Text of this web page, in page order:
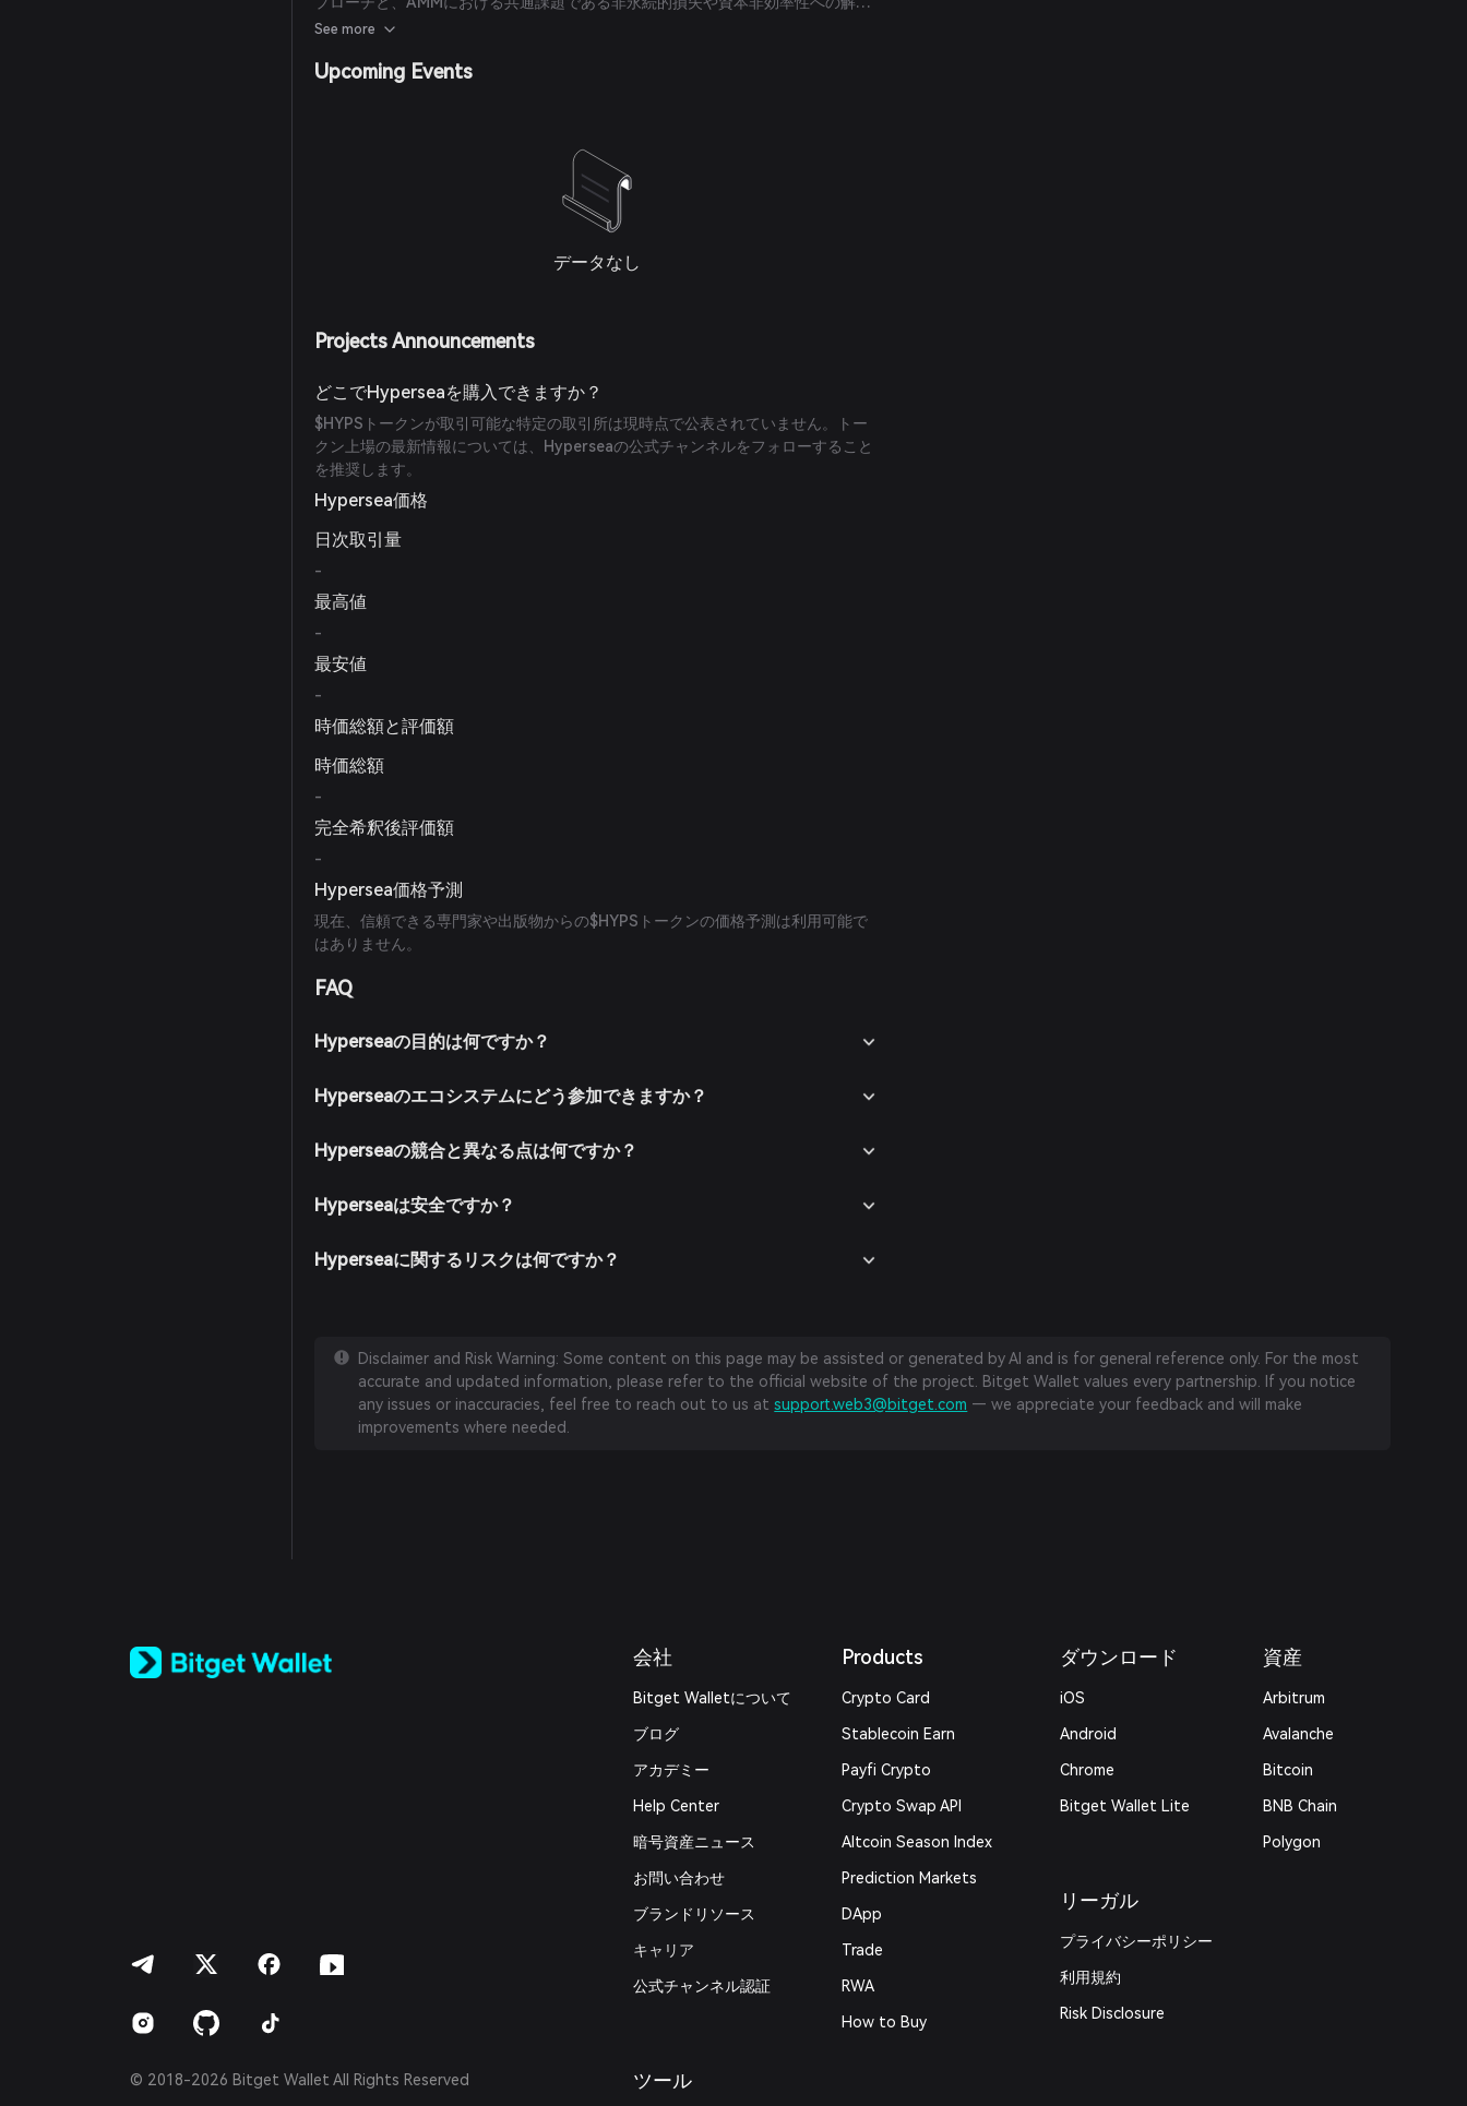
策を説明しています。
See more
Upcoming Events
データなし
Projects Announcements
どこでHyperseaを購入できますか？
$HYPSトークンが取引可能な特定の取引所は現時点で公表されていません。トー
クン上場の最新情報については、Hyperseaの公式チャンネルをフォローすること
を推奨します。
Hypersea価格
日次取引量
-
最高値
-
最安値
-
時価総額と評価額
時価総額
-
完全希釈後評価額
-
Hypersea価格予測
現在、信頼できる専門家や出版物からの$HYPSトークンの価格予測は利用可能で
はありません。
FAQ
Hyperseaの目的は何ですか？
Hyperseaのエコシステムにどう参加できますか？
Hyperseaの競合と異なる点は何ですか？
Hyperseaは安全ですか？
Hyperseaに関するリスクは何ですか？
Disclaimer and Risk Warning: Some content on this page may be assisted or generated by AI and is for general reference only. For the most
accurate and updated information, please refer to the official website of the project. Bitget Wallet values every partnership. If you notice
any issues or inaccuracies, feel free to reach out to us atsupport.web3@bitget.com — we appreciate your feedback and will make
improvements where needed.
Español (Latinoamérica)
© 2018-2026 Bitget Wallet All Rights Reserved
会社
Bitget Walletについて
ブログ
アカデミー
Help Center
暗号資産ニュース
お問い合わせ
ブランドリソース
キャリア
公式チャンネル認証
ツール
Products
Crypto Card
Stablecoin Earn
Payfi Crypto
Crypto Swap API
Altcoin Season Index
Prediction Markets
DApp
Trade
RWA
How to Buy
ダウンロード
iOS
Android
Chrome
Bitget Wallet Lite
リーガル
プライバシーポリシー
利用規約
Risk Disclosure
資産
Arbitrum
Avalanche
Bitcoin
BNB Chain
Polygon